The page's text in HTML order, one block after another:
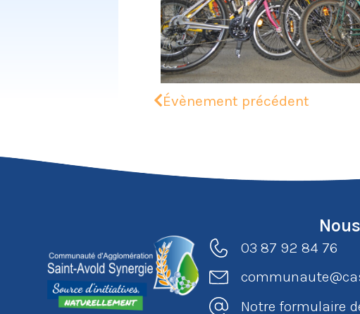
Évènement précédent
03 87 92 84 76
Notre formulaire